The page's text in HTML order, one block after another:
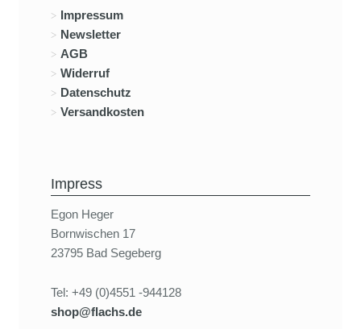
Impressum
Newsletter
AGB
Widerruf
Datenschutz
Versandkosten
Impress
Egon Heger
Bornwischen 17
23795 Bad Segeberg
Tel: +49 (0)4551 -944128
shop@flachs.de